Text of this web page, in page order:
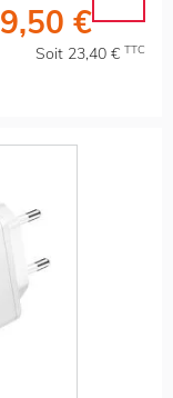
€
Soit 23,40 € TTC